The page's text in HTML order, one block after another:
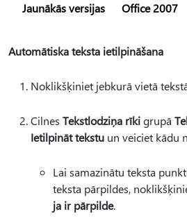
Jaunākās versijas Office 2007
Automātiska teksta ietilpināšana
Noklikšķiniet jebkurā vietā
Cilnes Tekstlodziņa rīkigrupā
Ietilpināt tekstu un veiciet kādu
Lai samazinātu teksta
teksta pārpildes,
ja ir pārpilde.